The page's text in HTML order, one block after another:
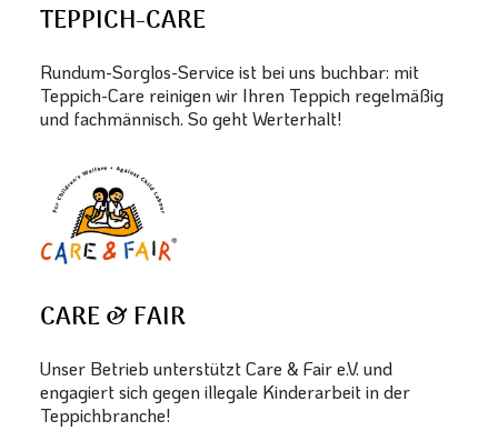
TEPPICH-CARE
Rundum-Sorglos-Service ist bei uns buchbar: mit
Teppich-Care reinigen wir Ihren Teppich regelmäßig
und fachmännisch. So geht Werterhalt!
CARE & FAIR
Unser Betrieb unterstützt Care & Fair e.V. und
engagiert sich gegen illegale Kinderarbeit in der
Teppichbranche!